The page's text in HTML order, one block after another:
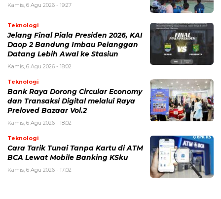
Kamis, 6 Agu 2026 - 19:27
Teknologi
Jelang Final Piala Presiden 2026, KAI
Daop 2 Bandung Imbau Pelanggan
Datang Lebih Awal ke Stasiun
Kamis, 6 Agu 2026 - 18:02
Teknologi
Bank Raya Dorong Circular Economy
dan Transaksi Digital melalui Raya
Preloved Bazaar Vol.2
Kamis, 6 Agu 2026 - 18:02
Teknologi
Cara Tarik Tunai Tanpa Kartu di ATM
BCA Lewat Mobile Banking KSku
Kamis, 6 Agu 2026 - 17:02